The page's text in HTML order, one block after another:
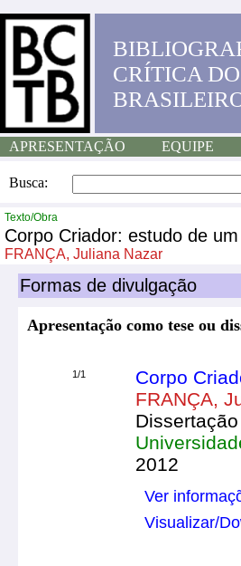
CRÍTICA
APRESENTAÇÃO EQUIPE
Busca:
Texto/Obra
Corpo Criador: estudo de
FRANÇA, Juliana Nazar
Formas de divulgação
Apresentação como tese ou
1/1
Corpo
FRANÇA,
2012
Ver
Visualizar/